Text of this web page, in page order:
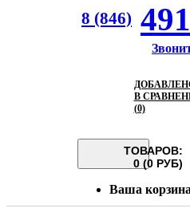
8 (846)
В
(0)
ТОВАРОВ:
0 (0 РУБ)
Ваша